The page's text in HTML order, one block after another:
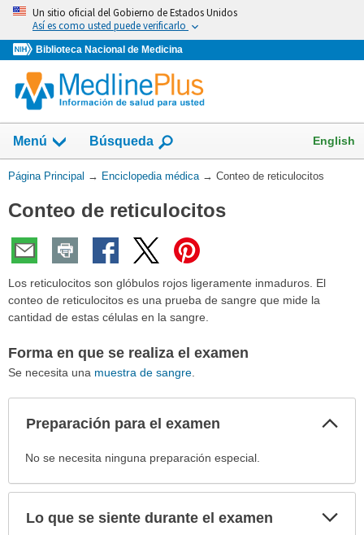
Omita
vaya
al
Contenido
Un sitio oficial del Gobierno de Estados Unidos
Así es como usted puede verificarlo
Biblioteca Nacional de Medicina
Menú Búsqueda English
Usted
aquí:
Página Principal → Enciclopedia médica → Conteo de reticulocitos
Conteo de reticulocitos
Los reticulocitos son glóbulos rojos ligeramente inmaduros. El
conteo de reticulocitos es una prueba de sangre que mide la
cantidad de estas células en la sangre.
Forma en que se realiza el examen
Se necesita una muestra de sangre
Preparación para el examen
Preparación
el
No se necesita ninguna preparación especial.
Lo que se siente durante el examen